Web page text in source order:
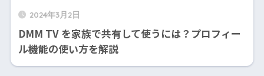
2024年3月2日
DMM TV を家族で共有して使うには？プロフィー
ル機能の使い方を解説